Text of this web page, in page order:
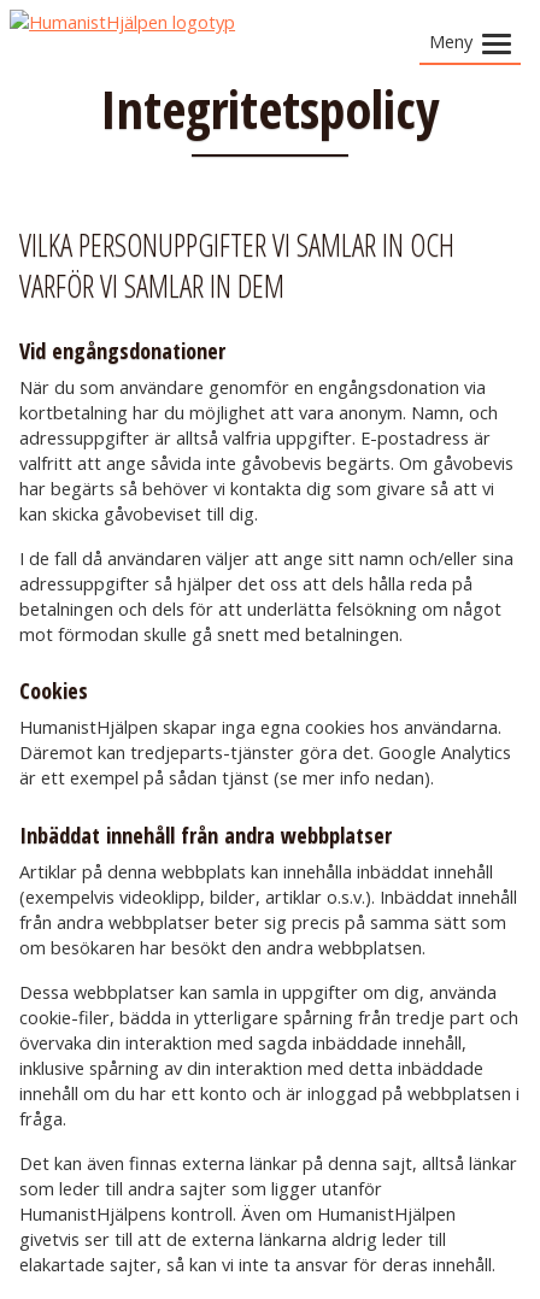
Meny
Om HumanistHjälpen
Berättelser
Integritetspolicy
VILKA PERSONUPPGIFTER VI SAMLAR IN OCH
VARFÖR VI SAMLAR IN DEM
Vid engångsdonationer
När du som användare genomför en engångsdonation via
kortbetalning har du möjlighet att vara anonym. Namn, och
adressuppgifter är alltså valfria uppgifter. E-postadress är
valfritt att ange såvida inte gåvobevis begärts. Om gåvobevis
har begärts så behöver vi kontakta dig som givare så att vi
kan skicka gåvobeviset till dig.
I de fall då användaren väljer att ange sitt namn och/eller sina
adressuppgifter så hjälper det oss att dels hålla reda på
betalningen och dels för att underlätta felsökning om något
mot förmodan skulle gå snett med betalningen.
Cookies
HumanistHjälpen skapar inga egna cookies hos användarna.
Däremot kan tredjeparts-tjänster göra det. Google Analytics
är ett exempel på sådan tjänst (se mer info nedan).
Inbäddat innehåll från andra webbplatser
Artiklar på denna webbplats kan innehålla inbäddat innehåll
(exempelvis videoklipp, bilder, artiklar o.s.v.). Inbäddat innehåll
från andra webbplatser beter sig precis på samma sätt som
om besökaren har besökt den andra webbplatsen.
Dessa webbplatser kan samla in uppgifter om dig, använda
cookie-filer, bädda in ytterligare spårning från tredje part och
övervaka din interaktion med sagda inbäddade innehåll,
inklusive spårning av din interaktion med detta inbäddade
innehåll om du har ett konto och är inloggad på webbplatsen i
fråga.
Det kan även finnas externa länkar på denna sajt, alltså länkar
som leder till andra sajter som ligger utanför
HumanistHjälpens kontroll. Även om HumanistHjälpen
givetvis ser till att de externa länkarna aldrig leder till
elakartade sajter, så kan vi inte ta ansvar för deras innehåll.